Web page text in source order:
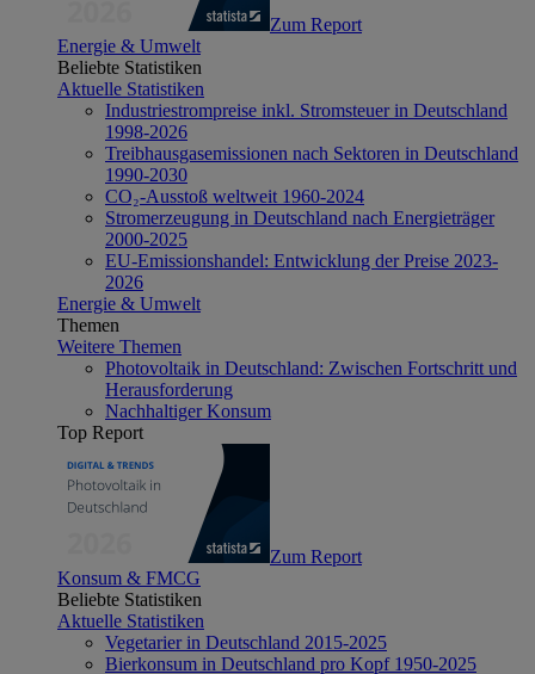
Zum Report
Energie & Umwelt
Beliebte Statistiken
Aktuelle Statistiken
Industriestrompreise inkl. Stromsteuer in Deutschland
1998-2026
Treibhausgasemissionen nach Sektoren in Deutschland
1990-2030
CO₂-Ausstoß weltweit 1960-2024
Stromerzeugung in Deutschland nach Energieträger
2000-2025
EU-Emissionshandel: Entwicklung der Preise 2023-
2026
Energie & Umwelt
Themen
Weitere Themen
Photovoltaik in Deutschland: Zwischen Fortschritt und
Herausforderung
Nachhaltiger Konsum
Top Report
Zum Report
Konsum & FMCG
Beliebte Statistiken
Aktuelle Statistiken
Vegetarier in Deutschland 2015-2025
Bierkonsum in Deutschland pro Kopf 1950-2025